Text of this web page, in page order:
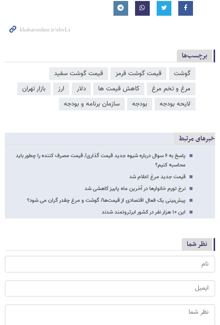
برچسب‌ها
گوشت قیمت گوشت قرمز
قیمت گوشت سفید
مرغ و تخم مرغ
کاهش قیمت ها دلار ارز
بازار تهران
لایحه بودجه
بودجه سازمان برنامه و بودجه
خبرهای مرتبط
پاسخ به ۶ سوال درباره شیوه جدید قیمت گذاری/ قیمت مصرف کننده را چطور باید
محاسبه کنیم؟
قیمت جدید مرغ اعلام شد
نرخ تورم خانوارها در آخرین ماه پاییز کاهشی شد
پیش‌بینی یک فعال اقتصادی از قیمت‌ها/ گوشت و مرغ چقدر گران می‌ شود؟
این ۱۰ هزار نفر در کشور ابرثروتمند شدند
نظر شما